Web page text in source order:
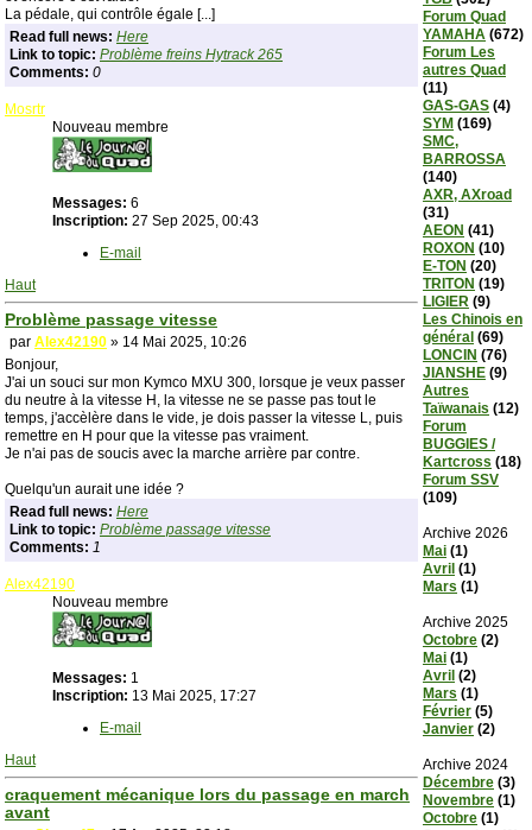
Forum Quad
YAMAHA (672)
Forum Les
autres Quad
(11)
GAS-GAS (4)
SYM (169)
SMC,
BARROSSA
(140)
AXR, AXroad
(31)
AEON (41)
ROXON (10)
E-TON (20)
TRITON (19)
LIGIER (9)
Les Chinois en
général (69)
LONCIN (76)
JIANSHE (9)
Autres
Taïwanais (12)
Forum
BUGGIES /
Kartcross (18)
Forum SSV
(109)
Archive 2026
Mai (1)
Avril (1)
Mars (1)
Archive 2025
Octobre (2)
Mai (1)
Avril (2)
Mars (1)
Février (5)
Janvier (2)
Archive 2024
Décembre (3)
Novembre (1)
Octobre (1)
La pédale, qui contrôle égale [...]
Read full news: Here
Link to topic: Problème freins Hytrack 265
Comments: 0
Mosrtr
Nouveau membre
Messages: 6
Inscription: 27 Sep 2025, 00:43
E-mail
Haut
Problème passage vitesse
par Alex42190 » 14 Mai 2025, 10:26
Bonjour,
J'ai un souci sur mon Kymco MXU 300, lorsque je veux passer
du neutre à la vitesse H, la vitesse ne se passe pas tout le
temps, j'accèlère dans le vide, je dois passer la vitesse L, puis
remettre en H pour que la vitesse pas vraiment.
Je n'ai pas de soucis avec la marche arrière par contre.
Quelqu'un aurait une idée ?
Read full news: Here
Link to topic: Problème passage vitesse
Comments: 1
Alex42190
Nouveau membre
Messages: 1
Inscription: 13 Mai 2025, 17:27
E-mail
Haut
craquement mécanique lors du passage en march
avant